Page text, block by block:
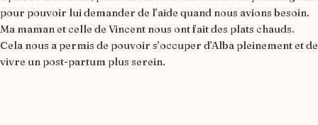
pour pouvoir lui demander de l’aide quand nous avions besoin.
Ma maman et celle de Vincent nous ont fait des plats chauds.
Cela nous a permis de pouvoir s’occuper d’Alba pleinement et de
vivre un post-partum plus serein.